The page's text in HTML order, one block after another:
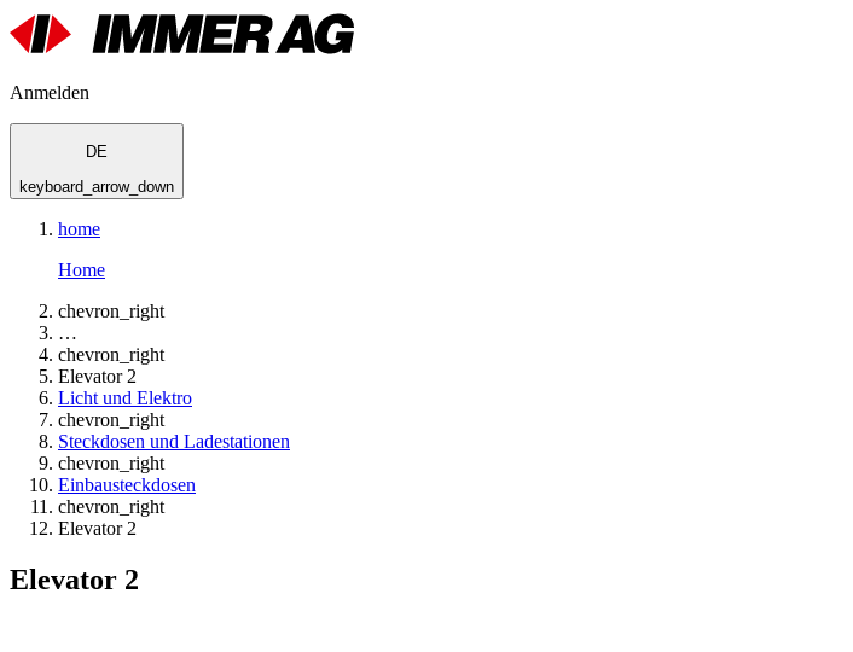
Anmelden
DE
keyboard_arrow_down
home
Home
chevron_right
…
chevron_right
Elevator 2
Licht und Elektro
chevron_right
Steckdosen und Ladestationen
chevron_right
Einbausteckdosen
chevron_right
Elevator 2
Elevator 2